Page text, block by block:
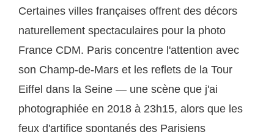
Certaines villes françaises offrent des décors
naturellement spectaculaires pour la photo
France CDM. Paris concentre l'attention avec
son Champ-de-Mars et les reflets de la Tour
Eiffel dans la Seine — une scène que j'ai
photographiée en 2018 à 23h15, alors que les
feux d'artifice spontanés des Parisiens